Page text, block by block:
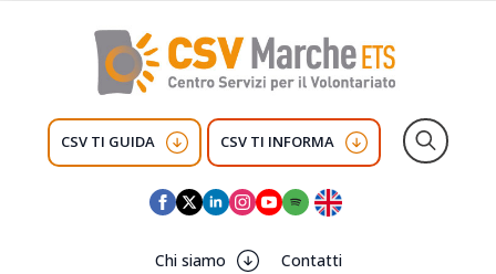
CSV TI GUIDA CSV TI INFORMA
Chi siamo Contatti